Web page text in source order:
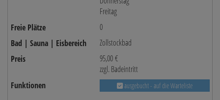
Freitag
0
Zollstockbad
95,00 €
zzgl. Badeintritt
ausgebucht - auf die Warteliste